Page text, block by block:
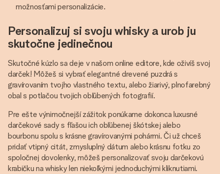
možnosťami personalizácie.
Personalizuj si svoju whisky a urob ju
skutočne jedinečnou
Skutočné kúzlo sa deje v našom online editore, kde oživíš svoj
darček! Môžeš si vybrať elegantné drevené puzdrá s
gravírovaním tvojho vlastného textu, alebo žiarivý, plnofarebný
obal s potlačou tvojich obľúbených fotografií.
Pre ešte výnimočnejší zážitok ponúkame dokonca luxusné
darčekové sady s fľašou ich obľúbenej škótskej alebo
bourbonu spolu s krásne gravírovanými pohármi. Či už chceš
pridať vtipný citát, zmysluplný dátum alebo krásnu fotku zo
spoločnej dovolenky, môžeš personalizovať svoju darčekovú
krabičku na whisky len niekoľkými jednoduchými kliknutiami.